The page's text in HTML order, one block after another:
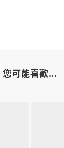
您可能喜歡...